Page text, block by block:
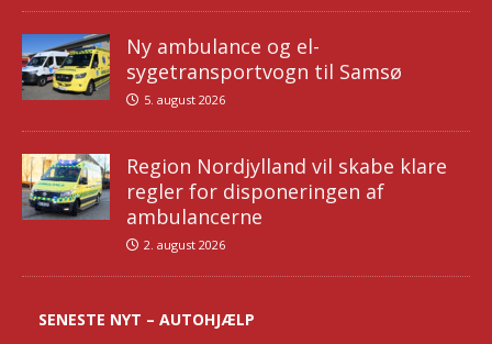
Ny ambulance og el-
sygetransportvogn til Samsø
5. august 2026
Region Nordjylland vil skabe klare
regler for disponeringen af
ambulancerne
2. august 2026
SENESTE NYT – AUTOHJÆLP